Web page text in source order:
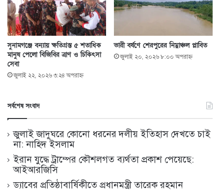
সুনামগঞ্জে বন্যায় ক্ষতিগ্রস্ত ৫ শতাধিক
মানুষ পেলো বিজিবির ত্রাণ ও চিকিৎসা
সেবা
জুলাই ২২, ২০২৬ ৩:২৪ অপরাহ্ণ
ভারী বর্ষণে শেরপুরের নিম্নাঞ্চল প্লাবিত
জুলাই ২০, ২০২৬ ৮:০০ অপরাহ্ণ
সর্বশেষ সংবাদ
জুলাই জাদুঘরে কোনো ধরনের দলীয় ইতিহাস দেখতে চাই
না: নাহিদ ইসলাম
ইরান যুদ্ধে ট্রাম্পের কৌশলগত ব্যর্থতা প্রকাশ পেয়েছে:
আইআরজিসি
ড্যাবের প্রতিষ্ঠাবার্ষিকীতে প্রধানমন্ত্রী তারেক রহমান